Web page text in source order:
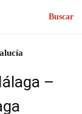
Buscar
–